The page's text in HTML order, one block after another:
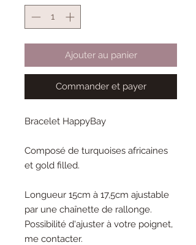
Ajouter au panier
Commander et payer
Bracelet HappyBay
Composé de turquoises africaines
et gold filled.
Longueur 15cm à 17,5cm ajustable
par une chaînette de rallonge.
Possibilité d'ajuster à votre poignet,
me contacter.